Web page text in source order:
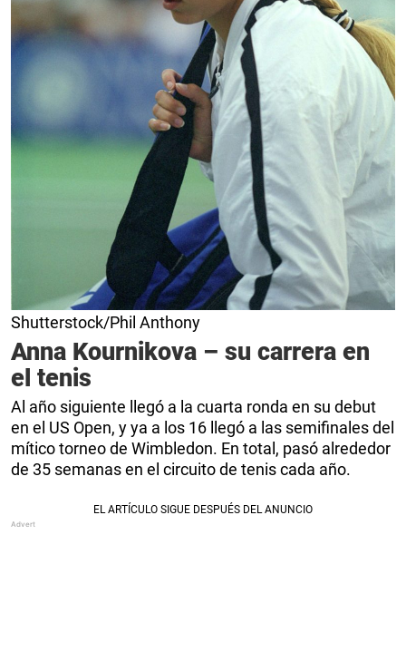
Shutterstock/Phil Anthony
Anna Kournikova – su carrera en
el tenis
Al año siguiente llegó a la cuarta ronda en su debut
en el US Open, y ya a los 16 llegó a las semifinales del
mítico torneo de Wimbledon. En total, pasó alrededor
de 35 semanas en el circuito de tenis cada año.